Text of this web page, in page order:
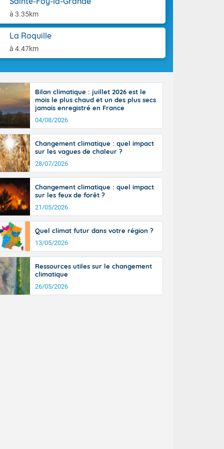
à 3.35km
La Roquille
à 4.47km
sur
avec des
sur le sud
la
entre 50 et
résiste sur
Alpes à
et 20
du
50-60 km/h
les
l'après-
général, 14
il fait
30 à 35
Bilan climatique : juillet 2026 est le
mois le plus chaud et un des plus secs
jamais enregistré en France
04/08/2026
Changement climatique : quel impact
sur les vagues de chaleur ?
28/07/2026
Changement climatique : quel impact
sur les feux de forêt ?
21/05/2026
Quel climat futur dans votre région ?
13/05/2026
Ressources utiles sur le changement
climatique
26/05/2026